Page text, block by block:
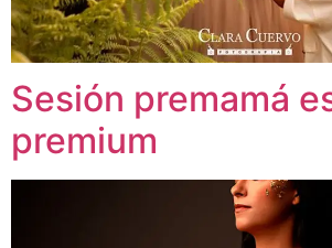
Sesión premamá
premium